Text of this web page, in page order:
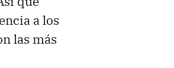
a los
las más